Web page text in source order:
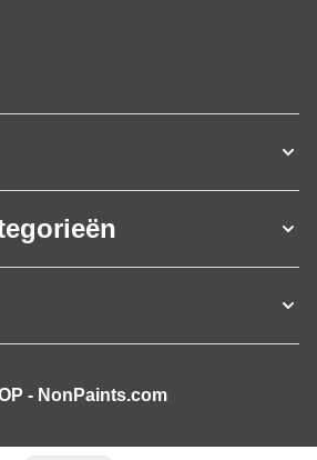
- NonPaints.com